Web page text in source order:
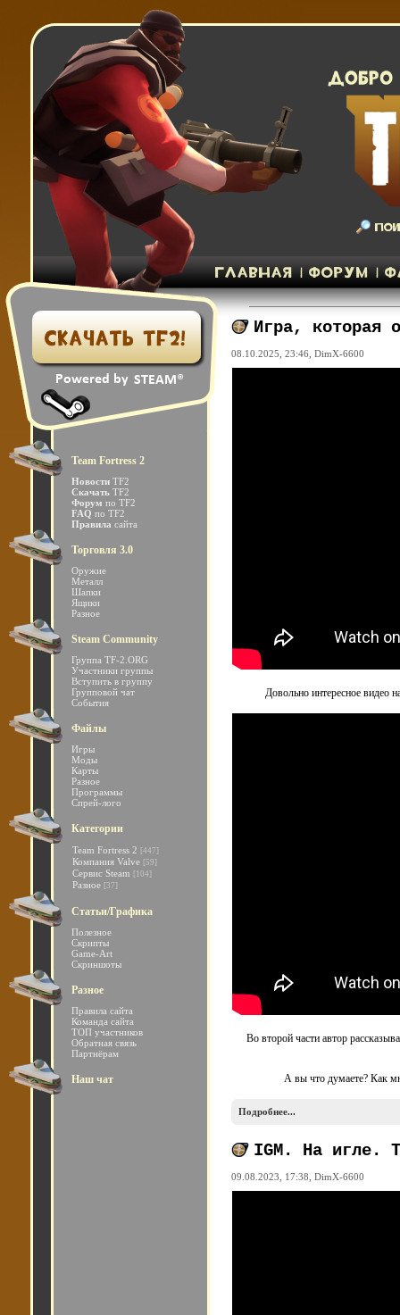
Игра, которая
08.10.2025, 23:46, DimX-6600
Довольно интересное видео
Во второй части автор
А вы что думаете? Как
Подробнее...
IGM. На игле.
09.08.2023, 17:38, DimX-6600
Team Fortress 2
Новости TF2
Скачать TF2
Форум по TF2
FAQ по TF2
Правила сайта
Торговля 3.0
Оружие
Металл
Шапки
Ящики
Разное
Steam Community
Группа TF-2.ORG
Участники группы
Вступить в группу
Групповой чат
События
Файлы
Игры
Моды
Карты
Разное
Программы
Спрей-лого
Категории
Team Fortress 2 [447]
Компания Valve [59]
Сервис Steam [104]
Разное [37]
Статьи/Графика
Полезное
Скрипты
Game-Art
Скриншоты
Разное
Правила сайта
Команда сайта
ТОП участников
Обратная связь
Партнёрам
Наш чат